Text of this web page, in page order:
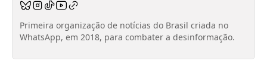
Primeira organização de notícias do Brasil criada no
WhatsApp, em 2018, para combater a desinformação.